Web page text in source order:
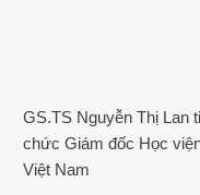
GS.TS Nguyễn Thị Lan
chức Giám đốc Học
Việt Nam